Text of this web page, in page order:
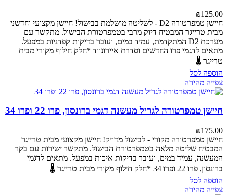
₪125.00
חיישן טמפרטורה D2 - לשליטה מושלמת בבישול!
חיישן מקצועי וחדשני
מבית טרייגר המבטיח דיוק מרבי בטמפרטורת הבישול. מתקשר עם
מערכת D2 המתקדמת, עמיד במים, ועובר בדיקות קפדניות במפעל.
מתאים לדגמי פרו החדשים וסדרת איירונווד *חלק חילוף מקורי מבית
טרייגר 🌡️
הוספה לסל
צפייה מהירה
חיישן טמפרטורה לגריל מעשנה דגמי ברונסון, פרו 22 ופרו 34
₪175.00
חיישן טמפרטורה מקורי - לבישול מדויק! חיישן מקצועי מבית טרייגר
המבטיח שליטה מלאה בטמפרטורת הבישול. מתקשר ישירות עם בקר
המעשנה, עמיד במים, ועובר בדיקות איכות במפעל. מתאים לדגמי
ברונסון, פרו 22 ופרו 34
*חלק חילוף מקורי מבית טרייגר 🌡️
הוספה לסל
צפייה מהירה